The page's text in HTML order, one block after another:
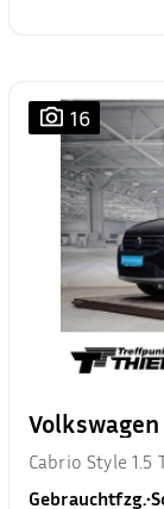
16
Volkswagen
Cabrio Style 1.5
Gebrauchtfzg.•